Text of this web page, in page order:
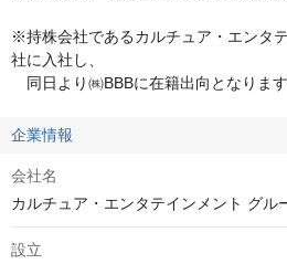
※持株会社であるカルチュア・エンタ
社に入社し、
同日より㈱BBBに在籍出向となります
企業情報
会社名
カルチュア・エンタテインメント グル
設立